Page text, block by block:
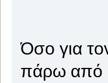
Όσο για
πάρω από